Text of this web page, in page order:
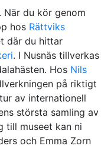
När du kör genom
hos Rättviks
där du hittar
. I Nusnäs tillverkas
Hos Nils
på riktigt
av internationell
största samling av
till museet kan ni
och Emma Zorn